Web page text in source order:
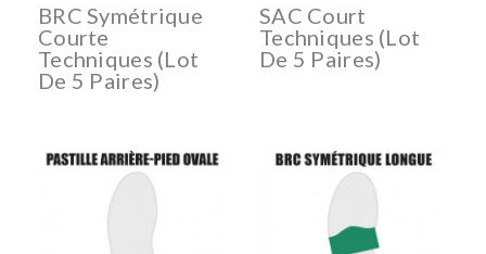
BRC Symétrique
Courte
Techniques (lot
De 5 Paires)
SAC Court
Techniques (lot
De 5 Paires)